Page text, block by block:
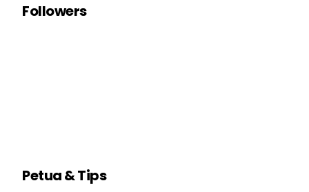
Followers
Petua & Tips